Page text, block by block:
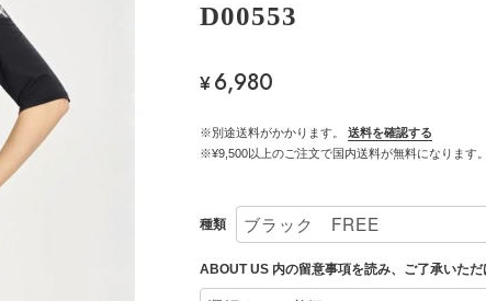
D00553
¥6,980
※別途送料がかかります。
送料を確認する
※¥9,500以上のご注文で国内送料が無料になります。
種類
ABOUT US 内の留意事項を読み、ご了承いた